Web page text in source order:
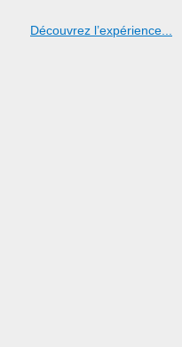
Découvrez l’expérience...